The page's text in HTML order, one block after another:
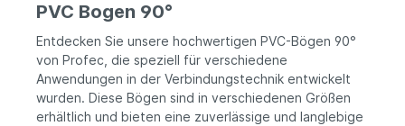
PVC Bogen 90°
Entdecken Sie unsere hochwertigen PVC-Bögen 90°
von Profec, die speziell für verschiedene
Anwendungen in der Verbindungstechnik entwickelt
wurden. Diese Bögen sind in verschiedenen Größen
erhältlich und bieten eine zuverlässige und langlebige